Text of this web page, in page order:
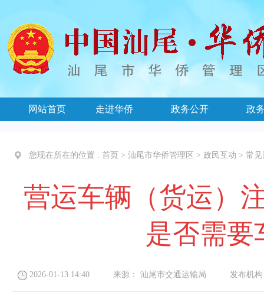
网站首页 走进华侨 政务公开 政
您现在所在的位置 : 首页 > 汕尾市华侨管理区 > 政民互动 > 常见
营运车辆（货运）
是否需要
2026-01-13 14:40 来源： 汕尾市交通运输局 发布机构